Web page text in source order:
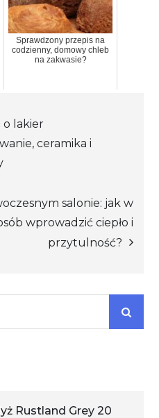
Sprawdzony przepis na
codzienny, domowy chleb
na zakwasie?
o lakier
ceramika i
salonie: jak w
wprowadzić ciepło i
przytulność?
Rustland Grey 20